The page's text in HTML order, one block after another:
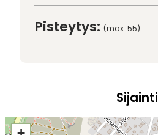
Pisteytys: (max. 55)
Sijainti